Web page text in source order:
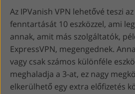
Az IPVanish VPN lehetővé teszi
fenntartását 10 eszközzel, ami
annak, amit más szolgáltatók,
ExpressVPN, megengednek.
vagy csak számos különféle
meghaladja a 3-at, ez nagy
elkerülhető egy extra előfizetés